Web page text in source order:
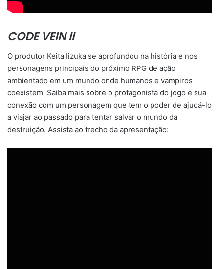
CODE VEIN II
O produtor Keita Iizuka se aprofundou na história e nos
personagens principais do próximo RPG de ação
ambientado em um mundo onde humanos e vampiros
coexistem. Saiba mais sobre o protagonista do jogo e sua
conexão com um personagem que tem o poder de ajudá-lo
a viajar ao passado para tentar salvar o mundo da
destruição. Assista ao trecho da apresentação: